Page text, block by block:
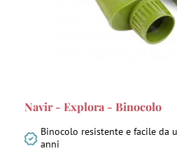
Navir - Explora - Binocolo
Binocolo resistente e facile da
anni